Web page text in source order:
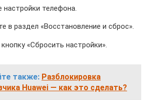
настройки телефона.
в раздел «Восстановление и сброс».
«Сбросить настройки».
также: Разблокировка
Huawei — как это сделать?